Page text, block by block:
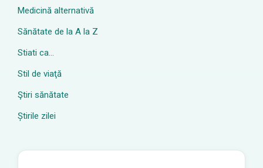
Medicină alternativă
Sănătate de la A la Z
Stiati ca…
Stil de viaţă
Ştiri sănătate
Știrile zilei